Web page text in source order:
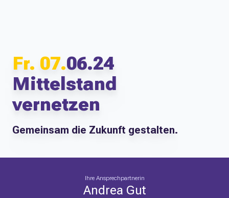
Fr. 07.06.24
Mittelstand
vernetzen
Gemeinsam die Zukunft gestalten.
Ihre Ansprechpartnerin
Andrea Gut